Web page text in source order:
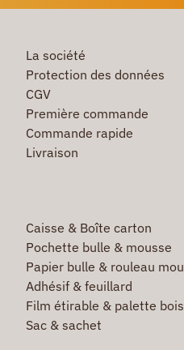
La société
Protection des données
CGV
Première commande
Commande rapide
Livraison
Caisse & Boîte carton
Pochette bulle & mousse
Papier bulle & rouleau
Adhésif & feuillard
Film étirable & palette bois
Sac & sachet